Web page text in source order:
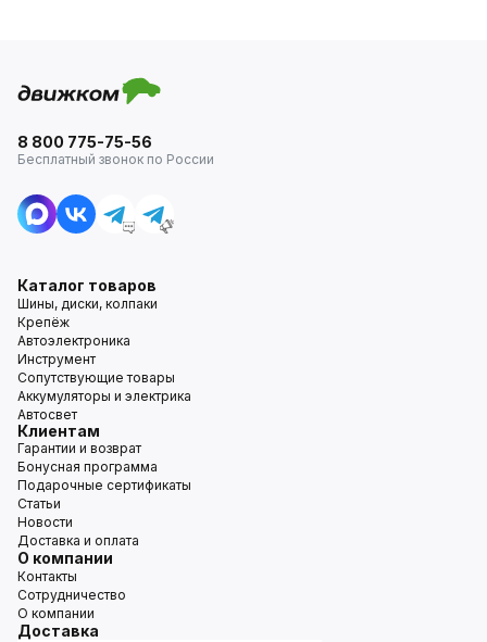
8 800 775-75-56
Бесплатный звонок по России
Каталог товаров
Шины, диски, колпаки
Крепёж
Автоэлектроника
Инструмент
Сопутствующие товары
Аккумуляторы и электрика
Автосвет
Клиентам
Гарантии и возврат
Бонусная программа
Подарочные сертификаты
Статьи
Новости
Доставка и оплата
О компании
Контакты
Сотрудничество
О компании
Доставка